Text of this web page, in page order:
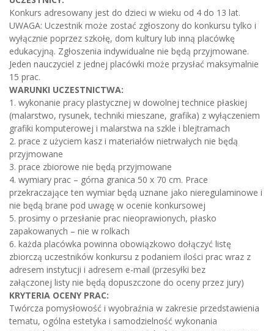
Konkurs adresowany jest do dzieci w wieku od 4 do 13 lat.
UWAGA: Uczestnik może zostać zgłoszony do konkursu tylko i
wyłącznie poprzez szkołę, dom kultury lub inną placówkę
edukacyjną. Zgłoszenia indywidualne nie będą przyjmowane.
Jeden nauczyciel z jednej placówki może przysłać maksymalnie
15 prac.
WARUNKI UCZESTNICTWA:
1. wykonanie pracy plastycznej w dowolnej technice płaskiej
(malarstwo, rysunek, techniki mieszane, grafika) z wyłączeniem
grafiki komputerowej i malarstwa na szkle i blejtramach
2. prace z użyciem kasz i materiałów nietrwałych nie będą
przyjmowane
3. prace zbiorowe nie będą przyjmowane
4. wymiary prac – górna granica 50 x 70 cm. Prace
przekraczające ten wymiar będą uznane jako nieregulaminowe i
nie będą brane pod uwagę w ocenie konkursowej
5. prosimy o przesłanie prac nieoprawionych, płasko
zapakowanych – nie w rolkach
6. każda placówka powinna obowiązkowo dołączyć listę
zbiorczą uczestników konkursu z podaniem ilości prac wraz z
adresem instytucji i adresem e-mail (przesyłki bez
załączonej listy nie będą dopuszczone do oceny przez jury)
KRYTERIA OCENY PRAC:
Twórcza pomysłowość i wyobraźnia w zakresie przedstawienia
tematu, ogólna estetyka i samodzielność wykonania